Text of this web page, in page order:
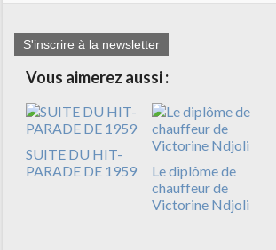
S'inscrire à la newsletter
Vous aimerez aussi :
SUITE DU HIT-
PARADE DE 1959
Le diplôme de
chauffeur de
Victorine Ndjoli